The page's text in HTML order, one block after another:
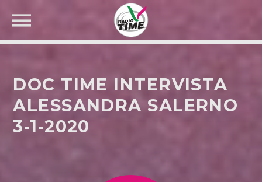
CERCA NEL SITO WEB:
DOC TIME INTERVISTA
ALESSANDRA SALERNO
3-1-2020